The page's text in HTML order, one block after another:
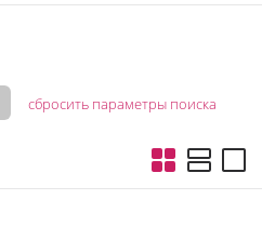
сбросить параметры поиска